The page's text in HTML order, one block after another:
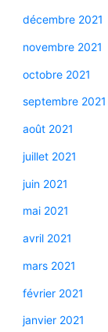
décembre 2021
novembre 2021
octobre 2021
septembre 2021
août 2021
juillet 2021
juin 2021
mai 2021
avril 2021
mars 2021
février 2021
janvier 2021